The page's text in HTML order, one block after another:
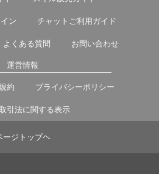
ン チャットご利用ガイド
よくある質問 お問い合わせ
運営情報
約 プライバシーポリシー
引法に関する表示
ージトップヘ